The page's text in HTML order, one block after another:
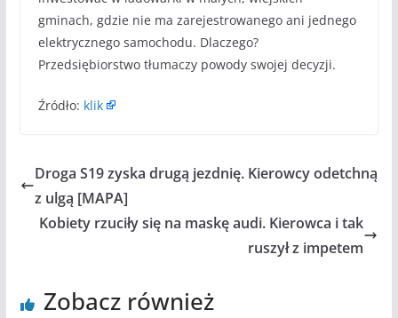
gminach, gdzie nie ma zarejestrowanego ani jednego
elektrycznego samochodu. Dlaczego?
Przedsiębiorstwo tłumaczy powody swojej decyzji.
Źródło: klik
Droga S19 zyska drugą jezdnię. Kierowcy odetchną
z ulgą [MAPA]
Kobiety rzuciły się na maskę audi. Kierowca i tak
ruszył z impetem
Zobacz również